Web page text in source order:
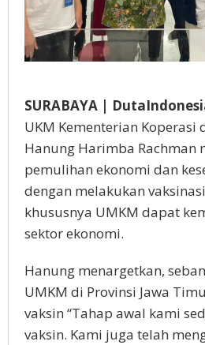
SURABAYA |
UKM Kementerian Koperasi
Hanung Harimba Rachman
pemulihan ekonomi dan
dengan melakukan
khususnya UMKM dapat
sektor ekonomi.
Hanung menargetkan,
UMKM di Provinsi Jawa
vaksin “Tahap awal kami
vaksin. Kami juga telah